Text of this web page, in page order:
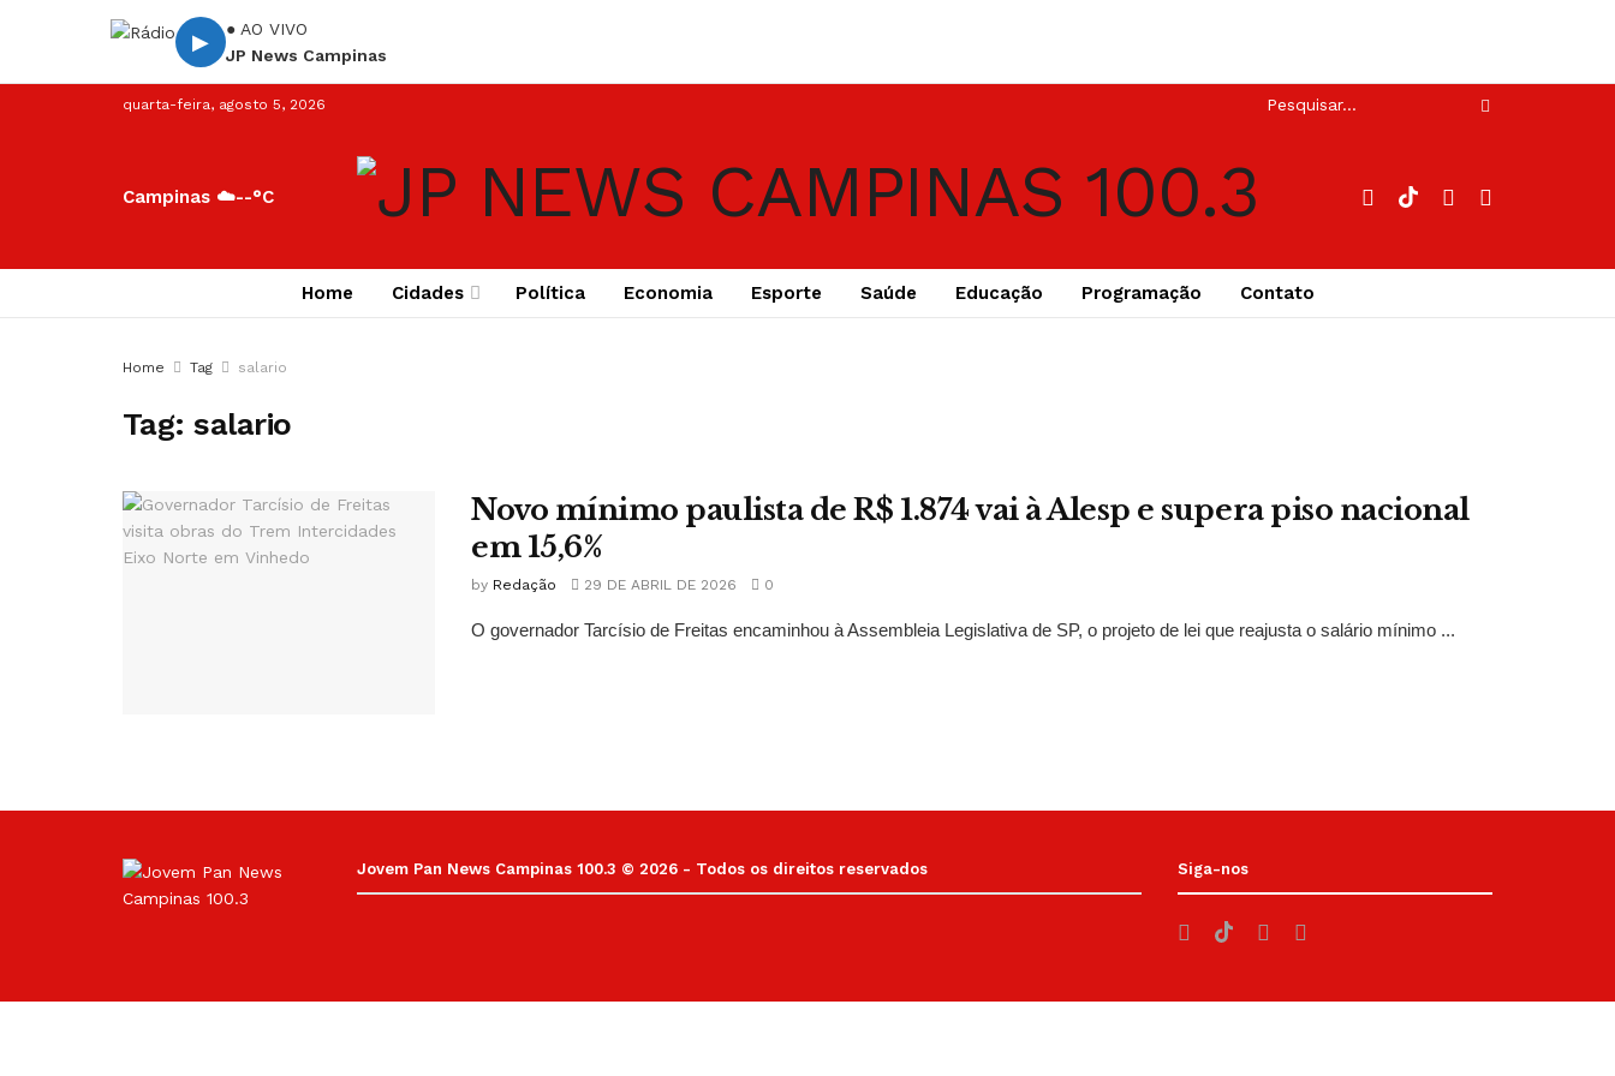
▶
● AO VIVO
JP News Campinas
quarta-feira, agosto 5, 2026
Campinas ☁️--°C
Home Cidades Política Economia Esporte Saúde Educação Programação Contato
Home Tag salario
Tag:salario
Novo mínimo paulista de R$ 1.874 vai à Alesp e supera piso nacional
em 15,6%
by Redação 29 DE ABRIL DE 2026 0
O governador Tarcísio de Freitas encaminhou à Assembleia Legislativa de SP, o projeto de lei que reajusta o salário mínimo ...
Jovem Pan News Campinas 100.3 © 2026 - Todos os direitos reservados Siga-nos